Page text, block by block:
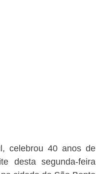
celebrou 40 anos de
desta segunda-feira